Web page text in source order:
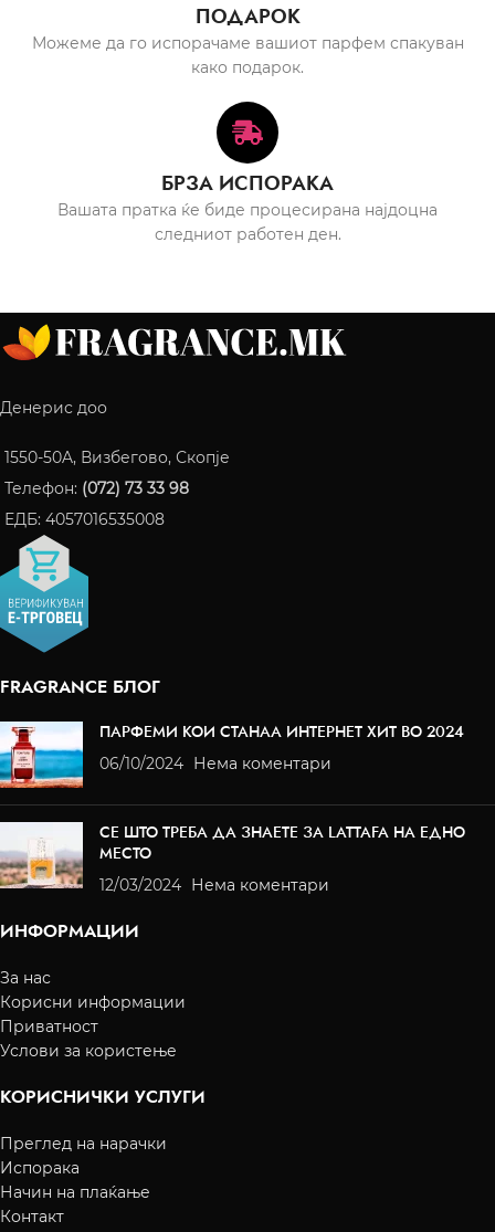
ПОДАРОК
Можеме да го испорачаме вашиот парфем спакуван
како подарок.
БРЗА ИСПОРАКА
Вашата пратка ќе биде процесирана најдоцна
следниот работен ден.
Денерис доо
1550-50A, Визбегово, Скопје
Телефон: (072) 73 33 98
ЕДБ: 4057016535008
FRAGRANCE БЛОГ
ПАРФЕМИ КОИ СТАНАА ИНТЕРНЕТ ХИТ ВО 2024
06/10/2024 Нема коментари
СЕ ШТО ТРЕБА ДА ЗНАЕТЕ ЗА LATTAFA НА ЕДНО
МЕСТО
12/03/2024 Нема коментари
ИНФОРМАЦИИ
За нас
Корисни информации
Приватност
Услови за користење
КОРИСНИЧКИ УСЛУГИ
Преглед на нарачки
Испорака
Начин на плаќање
Контакт